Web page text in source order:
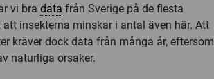
vi bra data från Sverige på de flesta
insekterna minskar i antal även här. Att
kräver dock data från många år, eftersom
naturliga orsaker.